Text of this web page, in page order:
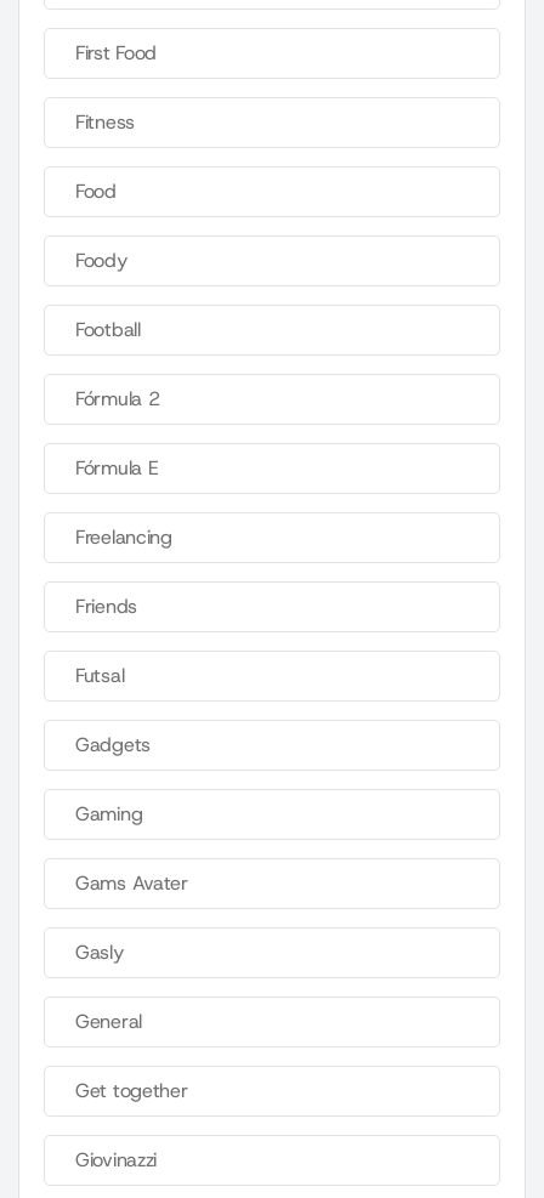
First Food
Fitness
Food
Foody
Football
Fórmula 2
Fórmula E
Freelancing
Friends
Futsal
Gadgets
Gaming
Gams Avater
Gasly
General
Get together
Giovinazzi